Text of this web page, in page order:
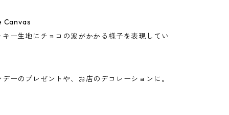
Canvas
ー生地にチョコの波がかかる様子を表現してい
ーのプレゼントや、お店のデコレーションに。